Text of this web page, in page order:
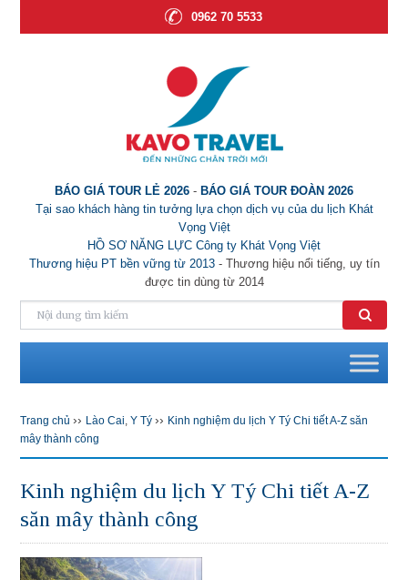
0962 70 5533
BÁO GIÁ TOUR LẺ 2026 - BÁO GIÁ TOUR ĐOÀN 2026
Tại sao khách hàng tin tưởng lựa chọn dịch vụ của du lịch Khát
Vọng Việt
HỒ SƠ NĂNG LỰC Công ty Khát Vọng Việt
Thương hiệu PT bền vững từ 2013- Thương hiệu nổi tiếng, uy tín
được tin dùng từ 2014
Trang chủ ›› Lào Cai,Y Tý ›› Kinh nghiệm du lịch Y Tý Chi tiết A-Z săn
mây thành công
Kinh nghiệm du lịch Y Tý Chi tiết A-Z
săn mây thành công